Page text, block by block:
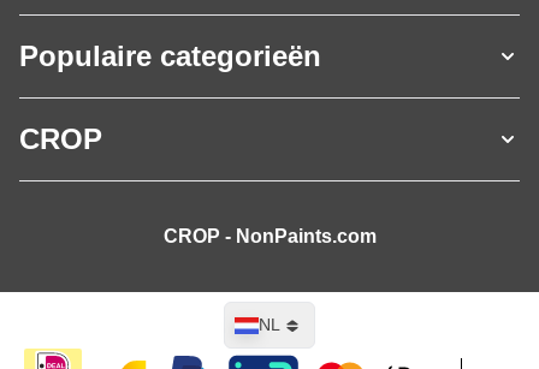
Populaire categorieën
CROP
CROP - NonPaints.com
Taal
NL